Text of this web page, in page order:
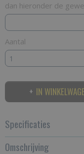
dan hieronder de
Aantal
IN
Specificaties
Productcode
Omschrijving